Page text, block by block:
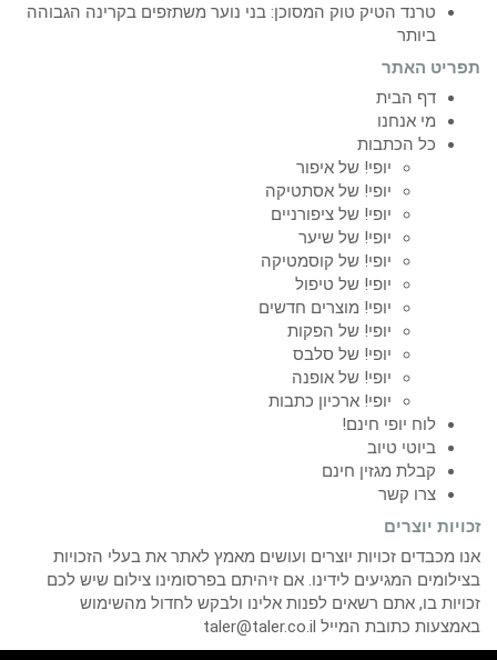
טרנד הטיק טוק המסוכן: בני נוער משתזפים בקרינה הגבוהה
ביותר
תפריט האתר
דף הבית
מי אנחנו
כל הכתבות
יופי! של איפור
יופי! של אסתטיקה
יופי! של ציפורניים
יופי! של שיער
יופי! של קוסמטיקה
יופי! של טיפול
יופי! מוצרים חדשים
יופי! של הפקות
יופי! של סלבס
יופי! של אופנה
יופי! ארכיון כתבות
לוח יופי חינם!
ביוטי טיוב
קבלת מגזין חינם
צרו קשר
זכויות יוצרים
אנו מכבדים זכויות יוצרים ועושים מאמץ לאתר את בעלי הזכויות
בצילומים המגיעים לידינו. אם זיהיתם בפרסומינו צילום שיש לכם
זכויות בו, אתם רשאים לפנות אלינו ולבקש לחדול מהשימוש
באמצעות כתובת המייל taler@taler.co.il